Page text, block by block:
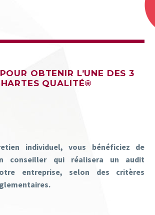
OBTENIR L’UNE DES 3
QUALITÉ®
individuel, vous bénéficiez de
conseiller qui réalisera un audit
entreprise, selon des critères